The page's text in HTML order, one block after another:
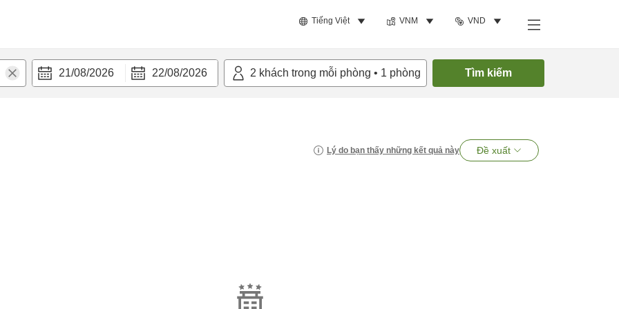
Tiếng Việt VNM VND
21/08/2026 22/08/2026 2 khách trong mỗi phòng • 1 phòng Tìm kiếm
Lý do bạn thấy những kết quả này Đề xuất